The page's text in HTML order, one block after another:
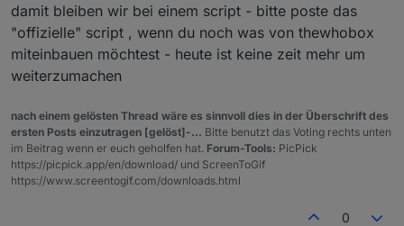
damit bleiben wir bei einem script - bitte poste das
"offizielle" script , wenn du noch was von thewhobox
miteinbauen möchtest - heute ist keine zeit mehr um
weiterzumachen
nach einem gelösten Thread wäre es sinnvoll dies in der Überschrift des
ersten Posts einzutragen [gelöst]-... Bitte benutzt das Voting rechts unten
im Beitrag wenn er euch geholfen hat. Forum-Tools: PicPick
https://picpick.app/en/download/ und ScreenToGif
https://www.screentogif.com/downloads.html
0